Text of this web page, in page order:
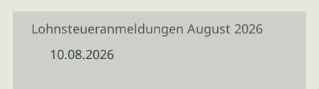
Lohnsteueranmeldungen August 2026
10.08.2026